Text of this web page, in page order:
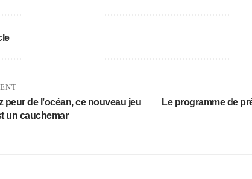
peur de l’océan, ce nouveau jeu
un cauchemar
Le programme de